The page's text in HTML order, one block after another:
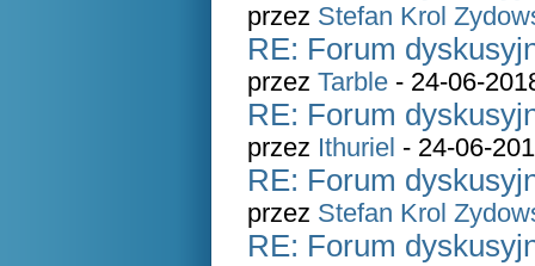
przez Stefan Krol
RE: Forum
przez Tarble - 24-06-
RE: Forum
przez Ithuriel - 24-06-
RE: Forum
przez Stefan Krol
RE: Forum